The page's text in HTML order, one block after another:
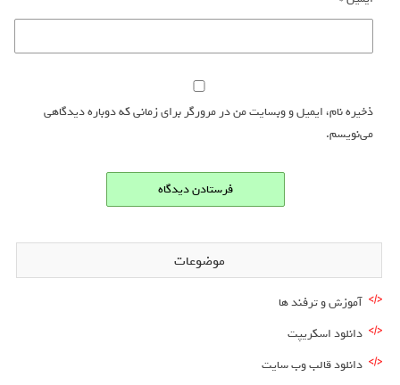
ذخیره نام، ایمیل و وبسایت من در مرورگر برای زمانی که دوباره دیدگاهی
می‌نویسم.
موضوعات
آموزش و ترفند ها
دانلود اسکریپت
دانلود قالب وب سایت